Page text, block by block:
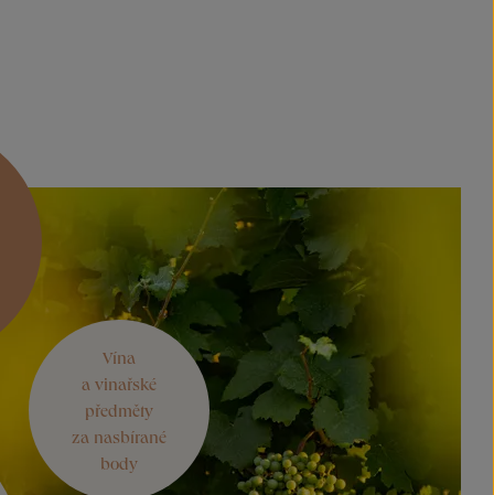
Vína
a vinařské
předměty
za nasbírané
body